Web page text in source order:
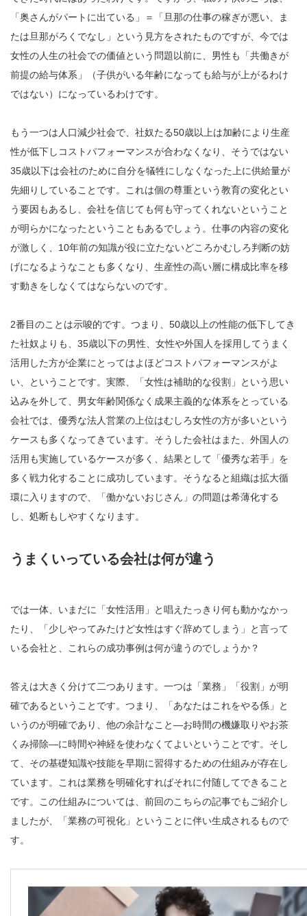
「奥さんがパートに出ている」＝「旦那の仕事の稼ぎが悪い、ま
たは旦那がろくでなし」という見方をされたものですが、今では
女性の人生の社会での価値という問題以前に、男性も「共働きが
前提の給与体系」（子供がいる年齢になっても給与が上がるわけ
ではない）になっているわけです。
もう一つは人口減少社会で、社奴たる50歳以上は加齢により生産
性が低下しコストパフォーマンスが合わなくなり、そうではない
35歳以下は会社のために自分を犠牲にしなくなった上に供給量が
先細りしていることです。これは個の尊重という教育の変化とい
う要因もあるし、会社を信じても何も守ってくれないということ
が明らかになったということもあるでしょう。仕事の内容の変化
が激しく、10年前の知識が役に立たないどころかむしろ判断の妨
げになるようなことも多くなり、生産性の高い層に構成比率を移
す動きをしなくてはならないのです。
2番目のことは示唆的です。つまり、50歳以上の性能の低下してき
た社奴よりも、35歳以下の男性、女性や外国人を採用してうまく
活用した方が企業にとってはよほどコストパフォーマンスがよ
い、ということです。実際、「女性は補助的な役割」という思い
込みを外して、男女年齢関係なく成果主義的な体系をとっている
会社では、優秀な法人営業の上位はむしろ女性の方が多いという
ケースも多くなってきています。そうした会社はまた、外国人の
活用も実施しているケースが多く、結果として「優秀な若手」を
多く戦力化することに成功しています。そうなると組織は拡大循
環に入りますので、「働かないおじさん」の問題は希薄化する
し、処断もしやすくなります。
うまくいっている会社は何が違う
では一体、いまだに「女性活用」と唱えたっきり何も動かなかっ
たり、「少しやってみたけど女性はすぐ辞めてしまう」と言って
いる会社と、これらの成功事例は何が違うのでしょうか？
答えは大きく分けて二つあります。一つは「業務」「役割」が明
確であるということです。つまり、「あなたはこれをやる係」と
いうのが明確であり、他の余計なこと―お時間の機嫌取りやお茶
くみ掃除―に時間や神経を使わなくてよいということです。そし
て、その基礎知識や技能を早期に習得するための仕組みが存在し
ています。これは業務を明確化すればそれに付随してできること
です。この仕組みについては、前回のこちらの記事でもご紹介し
ましたが、「業務の可視化」ということに伴い生成されるもので
す。